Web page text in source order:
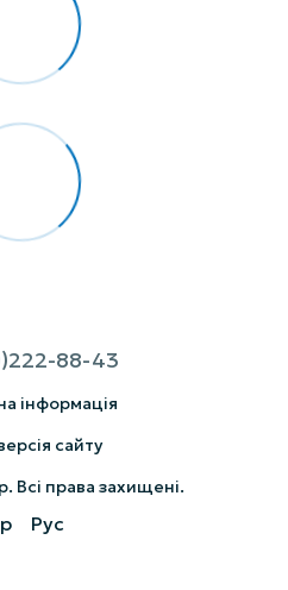
88-43
інформація
сайту
Всі права захищені.
Рус